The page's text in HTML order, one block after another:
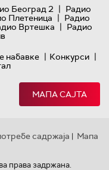
Београд 2 | Радио
Плетеница | Радио
Вртешка | Радио
набавке | Конкурси |
МАПА САЈТА
садржаја | Мапа
права задржана.